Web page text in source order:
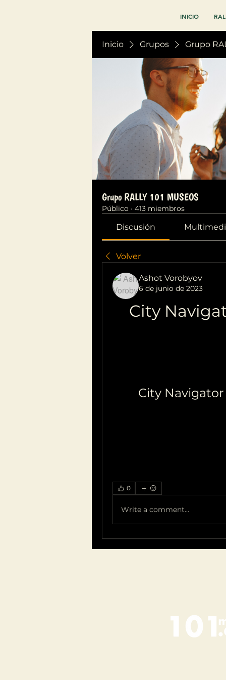
INICIO
Inicio Grupos Grupo
Grupo RALLY 101 MUSEOS
Público · 413 miembros
Discusión
Volver
Ashot Vorobyov
6 de junio de 2023
City
City
0
Write a comment...